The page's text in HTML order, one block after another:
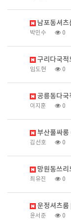
남포동셔
박민수 0
구리다국
임도현 0
공릉동다
이지훈 0
부산풀싸
김선호 0
망원동쓰
최유진 0
운정셔츠
윤서준 0